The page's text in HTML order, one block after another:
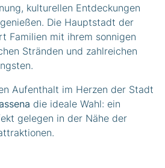
kulturellen Entdeckungen
Die Hauptstadt der
Familien mit ihrem sonnigen
Stränden und zahlreichen
Aufenthalt im Herzen der Stadt
die ideale Wahl: ein
gelegen in der Nähe der